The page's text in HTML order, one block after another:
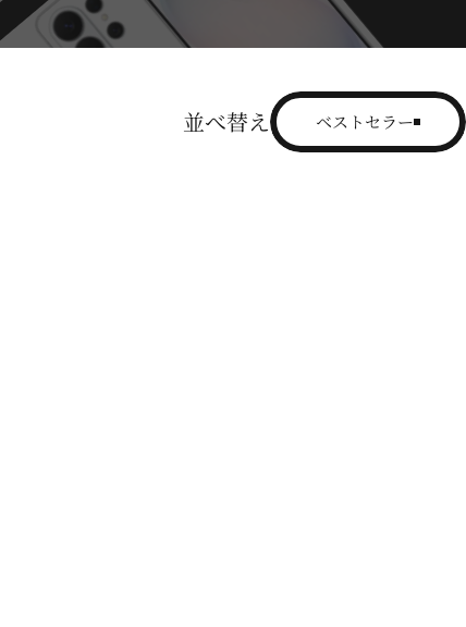
並べ替え ベストセラー